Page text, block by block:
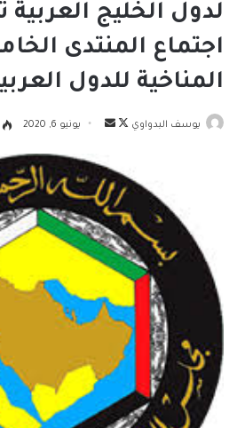
لدول الخليج
اجتماع المنتدى
المناخية للدول
يوسف البدواوي
تابع
X
أرسل
إلكترونيا
يونيو 6, 2020